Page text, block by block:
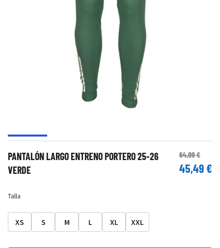
PANTALÓN LARGO ENTRENO PORTERO 25-26
VERDE
64,99 €
45,49 €
Talla
XS S M L XL XXL